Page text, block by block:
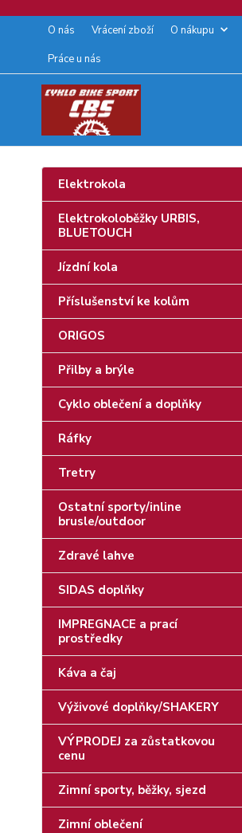
O nás Vrácení zboží O nákupu
Práce u nás
Elektrokola
Elektrokoloběžky URBIS,
BLUETOUCH
Jízdní kola
Příslušenství ke kolům
ORIGOS
Přilby a brýle
Cyklo oblečení a doplňky
Ráfky
Tretry
Ostatní sporty/inline
brusle/outdoor
Zdravé lahve
SIDAS doplňky
IMPREGNACE a prací
prostředky
Káva a čaj
Výživové doplňky/SHAKERY
VÝPRODEJ za zůstatkovou
cenu
Zimní sporty, běžky, sjezd
Zimní oblečení